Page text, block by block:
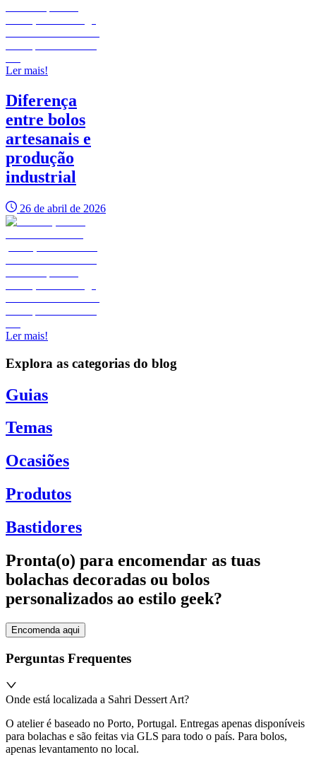
Ler mais!
Diferença
entre bolos
artesanais e
produção
industrial
26 de abril de 2026
Ler mais!
Explora as categorias do blog
Guias
Temas
Ocasiões
Produtos
Bastidores
Pronta(o) para encomendar as tuas
bolachas decoradas ou bolos
personalizados ao estilo geek?
Encomenda aqui
Perguntas Frequentes
Onde está localizada a Sahri Dessert Art?
O atelier é baseado no Porto, Portugal. Entregas apenas disponíveis
para bolachas e são feitas via GLS para todo o país. Para bolos,
apenas levantamento no local.